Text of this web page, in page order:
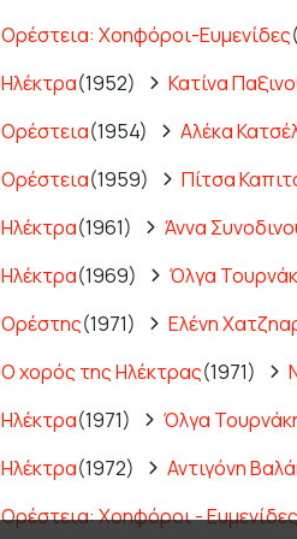
Ορέστεια: Χοηφόροι-Ευμενίδες
Ηλέκτρα(1952)
Κατίνα
Ορέστεια(1954)
Αλέκα
Ορέστεια(1959)
Πίτσα
Ηλέκτρα(1961)
Άννα
Ηλέκτρα(1969) Όλγα
Ορέστης(1971)
Ελένη
Ο χορός της Ηλέκτρας(1971)
Ηλέκτρα(1971) Όλγα
Ηλέκτρα(1972)
Αντιγόνη
Ορέστεια: Χοηφόροι - Ευμενίδες